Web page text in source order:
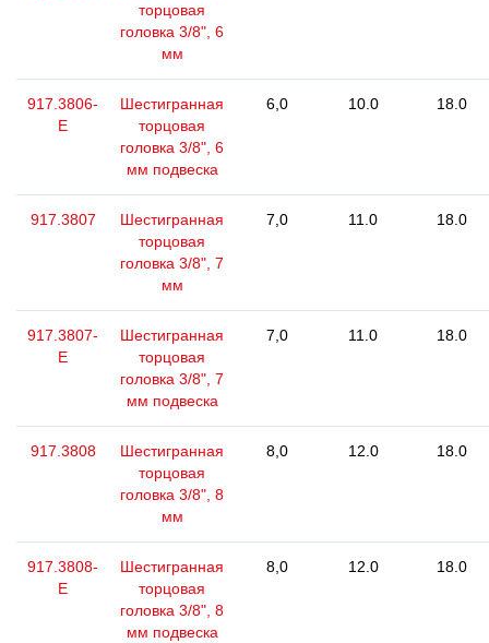
торцовая
головка 3/8", 6
мм
917.3806-
E
Шестигранная
торцовая
головка 3/8", 6
мм подвеска
6,0 10.0 18.0
917.3807
Шестигранная
торцовая
головка 3/8", 7
мм
7,0 11.0 18.0
917.3807-
E
Шестигранная
торцовая
головка 3/8", 7
мм подвеска
7,0 11.0 18.0
917.3808
Шестигранная
торцовая
головка 3/8", 8
мм
8,0 12.0 18.0
917.3808-
E
Шестигранная
торцовая
головка 3/8", 8
мм подвеска
8,0 12.0 18.0